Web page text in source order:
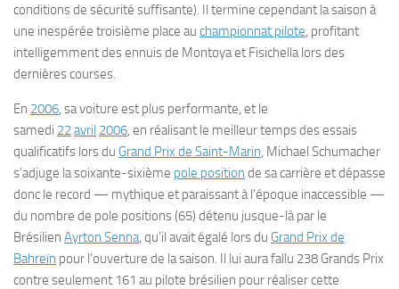
conditions de sécurité suffisante). Il termine cependant la saison à
une inespérée troisième place au championnat pilote, profitant
intelligemment des ennuis de Montoya et Fisichella lors des
dernières courses.
En 2006, sa voiture est plus performante, et le
samedi 22avril 2006, en réalisant le meilleur temps des essais
qualificatifs lors du Grand Prix de Saint-Marin, Michael Schumacher
s’adjuge la soixante-sixième pole position de sa carrière et dépasse
donc le record — mythique et paraissant à l’époque inaccessible —
du nombre de pole positions (65) détenu jusque-là par le
Brésilien Ayrton Senna, qu’il avait égalé lors du Grand Prix de
Bahreïn pour l’ouverture de la saison. Il lui aura fallu 238 Grands Prix
contre seulement 161 au pilote brésilien pour réaliser cette